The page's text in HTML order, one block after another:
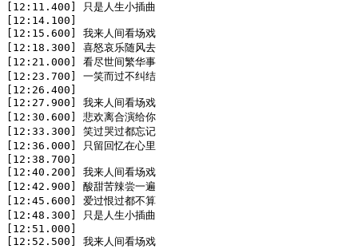
[12:11.400] 只是人生小插曲
[12:14.100]
[12:15.600] 我来人间看场戏
[12:18.300] 喜怒哀乐随风去
[12:21.000] 看尽世间繁华事
[12:23.700] 一笑而过不纠结
[12:26.400]
[12:27.900] 我来人间看场戏
[12:30.600] 悲欢离合演给你
[12:33.300] 笑过哭过都忘记
[12:36.000] 只留回忆在心里
[12:38.700]
[12:40.200] 我来人间看场戏
[12:42.900] 酸甜苦辣尝一遍
[12:45.600] 爱过恨过都不算
[12:48.300] 只是人生小插曲
[12:51.000]
[12:52.500] 我来人间看场戏